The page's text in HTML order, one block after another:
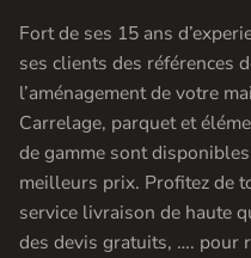
Fort de ses 15 ans
ses clients des références
l’aménagement de votre
Carrelage, parquet et
de gamme sont
meilleurs prix. Profitez de
service livraison de haute
des devis gratuits, …. pour